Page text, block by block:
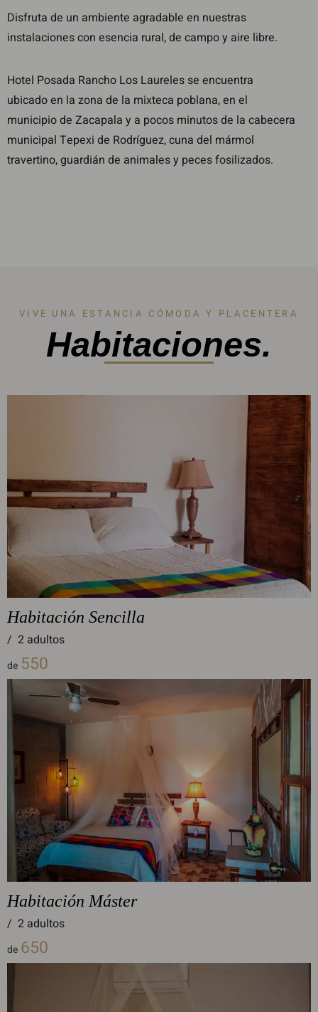
Disfruta de un ambiente agradable en nuestras
instalaciones con esencia rural, de campo y aire libre.
Hotel Posada Rancho Los Laureles se encuentra
ubicado en la zona de la mixteca poblana, en el
municipio de Zacapala y a pocos minutos de la cabecera
municipal Tepexi de Rodríguez, cuna del mármol
travertino, guardián de animales y peces fosilizados.
VIVE UNA ESTANCIA CÓMODA Y PLACENTERA
Habitaciones.
Habitación Sencilla
/ 2 adultos
de 550
Habitación Máster
/ 2 adultos
de 650